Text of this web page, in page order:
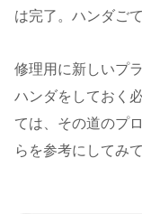
は完了。ハンダご
修理用に新しいプ
ハンダをしておく
ては、その道のプ
らを参考にしてみ